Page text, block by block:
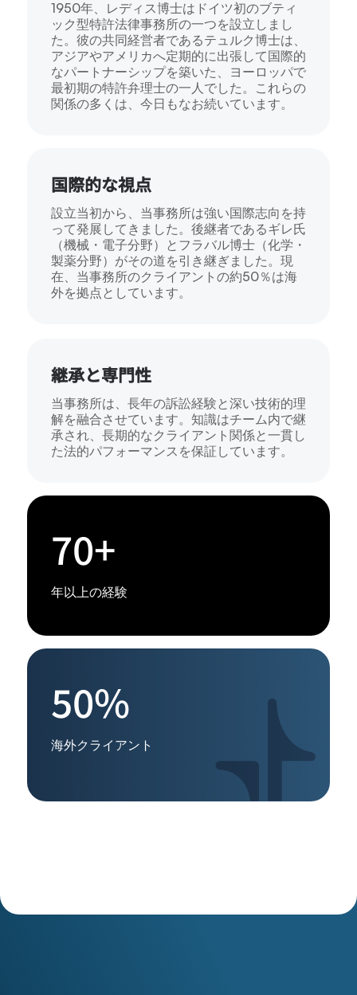
1950年、レディス博士はドイツ初のブティ
ック型特許法律事務所の一つを設立しまし
た。彼の共同経営者であるテュルク博士は、
アジアやアメリカへ定期的に出張して国際的
なパートナーシップを築いた、ヨーロッパで
最初期の特許弁理士の一人でした。これらの
関係の多くは、今日もなお続いています。
国際的な視点
設立当初から、当事務所は強い国際志向を持
って発展してきました。後継者であるギレ氏
（機械・電子分野）とフラバル博士（化学・
製薬分野）がその道を引き継ぎました。現
在、当事務所のクライアントの約50％は海
外を拠点としています。
継承と専門性
当事務所は、長年の訴訟経験と深い技術的理
解を融合させています。知識はチーム内で継
承され、長期的なクライアント関係と一貫し
た法的パフォーマンスを保証しています。
70+
年以上の経験
50%
海外クライアント